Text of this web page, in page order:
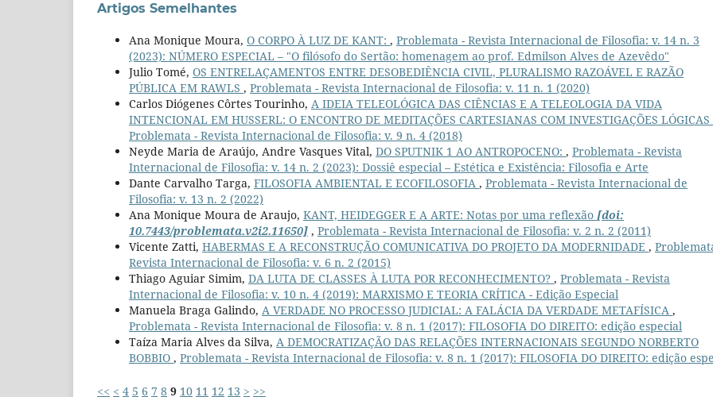
Artigos Semelhantes
Ana Monique Moura, O CORPO À LUZ DE KANT: , Problemata - Revista Internacional de Filosofia: v. 14 n. 3
(2023): NÚMERO ESPECIAL – "O filósofo do Sertão: homenagem ao prof. Edmilson Alves de Azevêdo"
Julio Tomé, OS ENTRELAÇAMENTOS ENTRE DESOBEDIÊNCIA CIVIL, PLURALISMO RAZOÁVEL E RAZÃO
PÚBLICA EM RAWLS , Problemata - Revista Internacional de Filosofia: v. 11 n. 1 (2020)
Carlos Diógenes Côrtes Tourinho, A IDEIA TELEOLÓGICA DAS CIÊNCIAS E A TELEOLOGIA DA VIDA
INTENCIONAL EM HUSSERL: O ENCONTRO DE MEDITAÇÕES CARTESIANAS COM INVESTIGAÇÕES LÓGICAS
Problemata - Revista Internacional de Filosofia: v. 9 n. 4 (2018)
Neyde Maria de Araújo, Andre Vasques Vital, DO SPUTNIK 1 AO ANTROPOCENO: , Problemata - Revista
Internacional de Filosofia: v. 14 n. 2 (2023): Dossiê especial – Estética e Existência: Filosofia e Arte
Dante Carvalho Targa, FILOSOFIA AMBIENTAL E ECOFILOSOFIA , Problemata - Revista Internacional de
Filosofia: v. 13 n. 2 (2022)
Ana Monique Moura de Araujo, KANT, HEIDEGGER E A ARTE: Notas por uma reflexão [doi:
10.7443/problemata.v2i2.11650] , Problemata - Revista Internacional de Filosofia: v. 2 n. 2 (2011)
Vicente Zatti, HABERMAS E A RECONSTRUÇÃO COMUNICATIVA DO PROJETO DA MODERNIDADE ,
Revista Internacional de Filosofia: v. 6 n. 2 (2015)
Thiago Aguiar Simim, DA LUTA DE CLASSES À LUTA POR RECONHECIMENTO? , Problemata - Revista
Internacional de Filosofia: v. 10 n. 4 (2019): MARXISMO E TEORIA CRÍTICA - Edição Especial
Manuela Braga Galindo, A VERDADE NO PROCESSO JUDICIAL: A FALÁCIA DA VERDADE METAFÍSICA ,
Problemata - Revista Internacional de Filosofia: v. 8 n. 1 (2017): FILOSOFIA DO DIREITO: edição especial
Taíza Maria Alves da Silva, A DEMOCRATIZAÇÃO DAS RELAÇÕES INTERNACIONAIS SEGUNDO NORBERTO
BOBBIO , Problemata - Revista Internacional de Filosofia: v. 8 n. 1 (2017): FILOSOFIA DO DIREITO: edição
<< < 4 5 6 7 8 9 10 11 12 13 > >>